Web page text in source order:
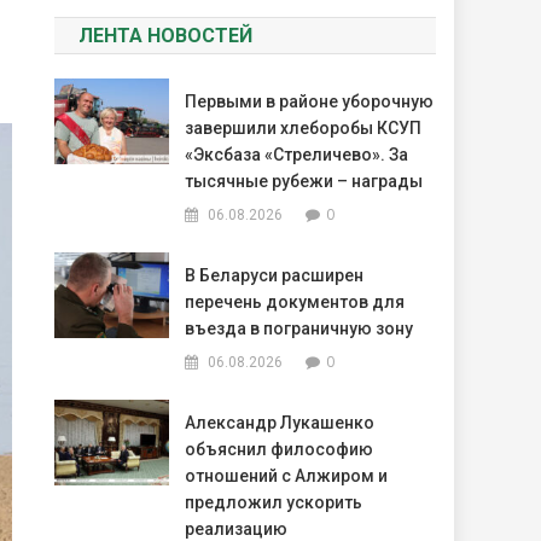
ЛЕНТА НОВОСТЕЙ
Первыми в районе уборочную
завершили хлеборобы КСУП
«Эксбаза «Стреличево». За
тысячные рубежи – награды
06.08.2026 0
В Беларуси расширен
перечень документов для
въезда в пограничную зону
06.08.2026 0
Александр Лукашенко
объяснил философию
отношений с Алжиром и
предложил ускорить
реализацию